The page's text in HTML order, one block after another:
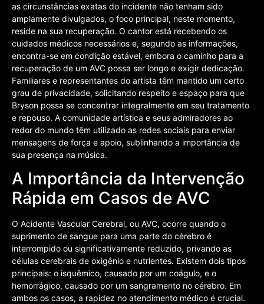
as circunstâncias exatas do incidente não tenham sido
amplamente divulgados, o foco principal, neste momento,
reside na sua recuperação. O cantor está recebendo os
cuidados médicos necessários e, segundo as informações,
encontra-se em condição estável, embora o caminho para a
recuperação de um AVC possa ser longo e exigir dedicação.
Familiares e representantes do artista têm mantido um certo
grau de privacidade, solicitando respeito e espaço para que
Bryson possa se concentrar integralmente em seu tratamento
e repouso. A comunidade artística e seus admiradores ao
redor do mundo têm utilizado as redes sociais para enviar
mensagens de força e apoio, sublinhando a importância de
sua presença na música.
A Importância da Intervenção
Rápida em Casos de AVC
O Acidente Vascular Cerebral, ou AVC, ocorre quando o
suprimento de sangue para uma parte do cérebro é
interrompido ou significativamente reduzido, privando as
células cerebrais de oxigênio e nutrientes. Existem dois tipos
principais: o isquêmico, causado por um coágulo, e o
hemorrágico, causado por um sangramento no cérebro. Em
ambos os casos, a rapidez no atendimento médico é crucial.